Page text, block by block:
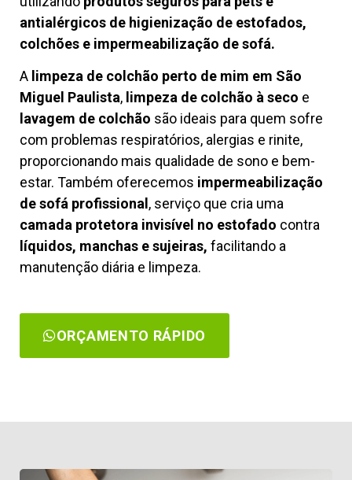
antialérgicos de higienização de estofados,
colchões e impermeabilização de sofá.
A limpeza de colchão perto de mim em São
Miguel Paulista, limpeza de colchão à seco e
lavagem de colchão são ideais para quem sofre
com problemas respiratórios, alergias e rinite,
proporcionando mais qualidade de sono e bem-
estar. Também oferecemos impermeabilização
de sofá profissional , serviço que cria uma
camada protetora invisível no estofado contra
líquidos, manchas e sujeiras, facilitando a
manutenção diária e limpeza.
ORÇAMENTO RÁPIDO